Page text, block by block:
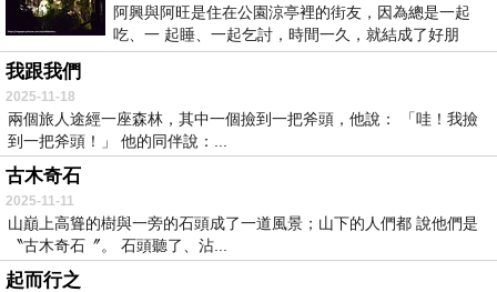
阿興與阿旺是住在公園涼亭裡的街友，因為總是一起
吃、一 起睡、一起乞討，時間一久，就結成了好朋
友。 ...
我跟我們
2025-11-18
兩個旅人途經一座森林，其中一個撿到一把斧頭，他說： 「哇！我撿
到一把斧頭！」 他的同伴說：...
古木奇石
2025-11-11
山巔上高聳的樹與一旁的石頭成了一道風景；山下的人們都 說他們是
〝古木奇石〞。 石頭聽了、沾...
起而行之